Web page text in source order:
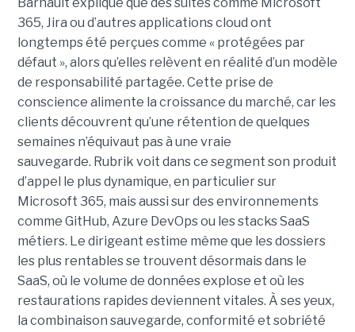
365, Jira ou d’autres applications cloud ont
longtemps été perçues comme « protégées par
défaut », alors qu’elles relèvent en réalité d’un modèle
de responsabilité partagée. Cette prise de
conscience alimente la croissance du marché, car les
clients découvrent qu’une rétention de quelques
semaines n’équivaut pas à une vraie
sauvegarde. Rubrik voit dans ce segment son produit
d’appel le plus dynamique, en particulier sur
Microsoft 365, mais aussi sur des environnements
comme GitHub, Azure DevOps ou les stacks SaaS
métiers. Le dirigeant estime même que les dossiers
les plus rentables se trouvent désormais dans le
SaaS, où le volume de données explose et où les
restaurations rapides deviennent vitales. À ses yeux,
la combinaison sauvegarde, conformité et sobriété